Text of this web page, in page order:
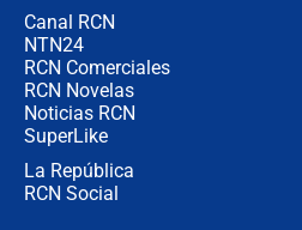
Canal RCN
NTN24
RCN Comerciales
RCN Novelas
Noticias RCN
SuperLike
La República
RCN Social